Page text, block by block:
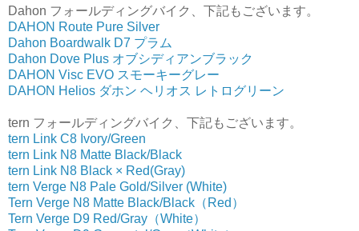
Dahon フォールディングバイク、下記もございます。
DAHON Route Pure Silver
Dahon Boardwalk D7 プラム
Dahon Dove Plus オブシディアンブラック
DAHON Visc EVO スモーキーグレー
DAHON Helios ダホン ヘリオス レトログリーン
tern フォールディングバイク、下記もございます。
tern Link C8 Ivory/Green
tern Link N8 Matte Black/Black
tern Link N8 Black × Red(Gray)
tern Verge N8 Pale Gold/Silver (White)
Tern Verge N8 Matte Black/Black（Red）
Tern Verge D9 Red/Gray（White）